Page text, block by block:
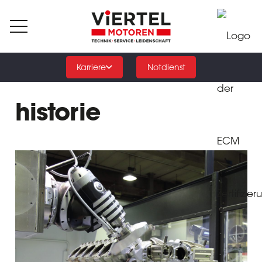
Karriere Notdienst
historie